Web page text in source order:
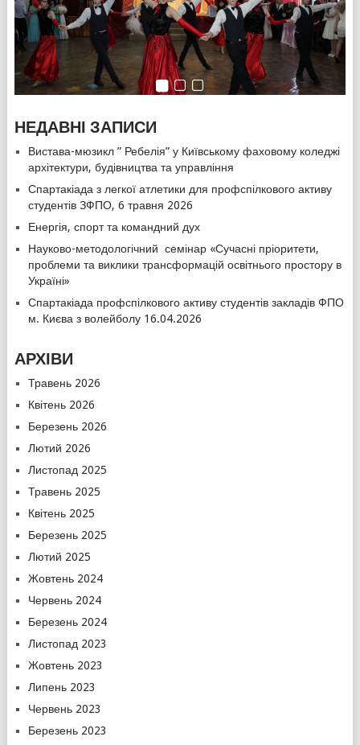
НЕДАВНІ ЗАПИСИ
Вистава-мюзикл ” Ребелія” у Київському фаховому коледжі
архітектури, будівництва та управління
Спартакіада з легкої атлетики для профспілкового активу
студентів ЗФПО, 6 травня 2026
Енергія, спорт та командний дух
Науково-методологічний семінар «Сучасні пріоритети,
проблеми та виклики трансформацій освітнього простору в
Україні»
Спартакіада профспілкового активу студентів закладів ФПО
м. Києва з волейболу 16.04.2026
АРХІВИ
Травень 2026
Квітень 2026
Березень 2026
Лютий 2026
Листопад 2025
Травень 2025
Квітень 2025
Березень 2025
Лютий 2025
Жовтень 2024
Червень 2024
Березень 2024
Листопад 2023
Жовтень 2023
Липень 2023
Червень 2023
Березень 2023